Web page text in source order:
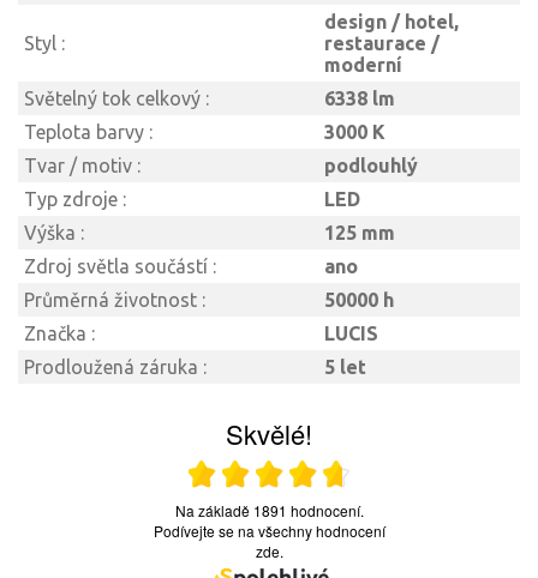
Styl :
design / hotel,
restaurace /
moderní
Světelný tok celkový :
6338 lm
Teplota barvy :
3000 K
Tvar / motiv :
podlouhlý
Typ zdroje :
LED
Výška :
125 mm
Zdroj světla součástí :
ano
Průměrná životnost :
50000 h
Značka :
LUCIS
Prodloužená záruka :
5 let